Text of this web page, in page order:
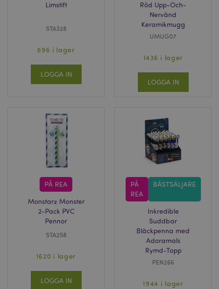
Limstift
STA328
696 i lager
LOGGA IN
Röd Upp-Och-
Nervänd
Keramikmugg
UMUG07
1436 i lager
LOGGA IN
PÅ REA
Monstarz Monster
2-Pack PVC
Pennor
STA258
1620 i lager
LOGGA IN
PÅ
REA
BÄSTSÄLJARE
Inkredible
Suddbar
Bläckpenna med
Adoramals
Rymd-Topp
PEN266
1944 i lager